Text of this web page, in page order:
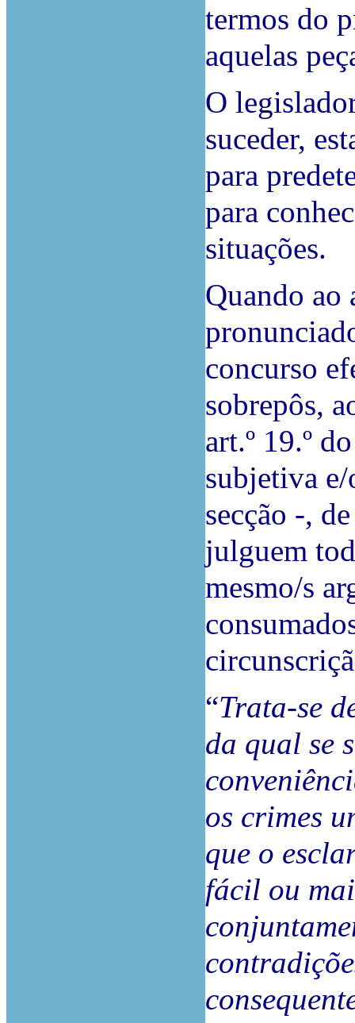
termos do
aquelas
O
suceder,
para
para
situações.
Quando ao
concurso
sobrepôs,
art.º 19.º
subjetiva
secção -,
julguem
mesmo/s
“Trata-se
da qual se
os crimes
que o
fácil ou